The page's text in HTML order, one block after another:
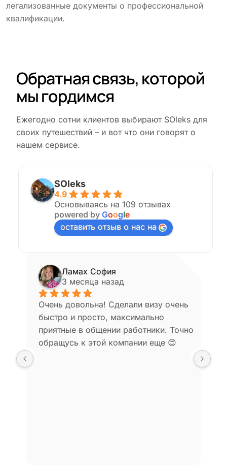
легализованные документы о профессиональной
квалификации.
Обратная связь, которой
мы гордимся
Ежегодно сотни клиентов выбирают SOleks для
своих путешествий – и вот что они говорят о
нашем сервисе.
SOleks
4.9
Основываясь на 109 отзывах
powered by Google
оставить отзыв о нас на
Точно
влад
3 месяца назад
Агентство помогло с оформлением
визы в Японию, несмотря на
загружаемость учреждений и сжатые
сроки – нашли окно на подходящую